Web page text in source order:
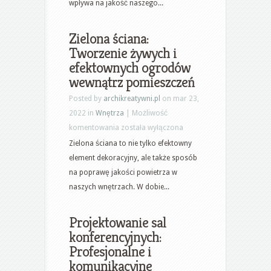
odpoczynku
wpływa na jakość naszego...
Zielona ściana:
Tworzenie żywych i
efektownych ogrodów
wewnątrz pomieszczeń
Posted by archikreatywni.pl on mar 23,
2022 in Wnętrza
Możliwość
komentowania Zielona
ściana:
Tworzenie
żywych
i
wewnątrz
pomieszczeń
została wyłączona
Zielona ściana to nie tylko efektowny
element dekoracyjny, ale także sposób
na poprawę jakości powietrza w
naszych wnętrzach. W dobie...
Projektowanie sal
konferencyjnych:
Profesjonalne i
komunikacyjne